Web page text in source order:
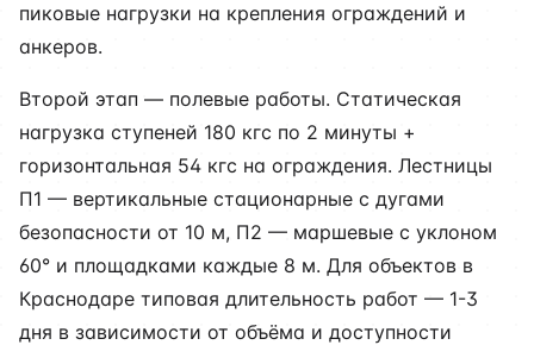
пиковые нагрузки на крепления ограждений и
анкеров.
Второй этап — полевые работы. Статическая
нагрузка ступеней 180 кгс по 2 минуты +
горизонтальная 54 кгс на ограждения. Лестницы
П1 — вертикальные стационарные с дугами
безопасности от 10 м, П2 — маршевые с уклоном
60° и площадками каждые 8 м. Для объектов в
Краснодаре типовая длительность работ — 1-3
дня в зависимости от объёма и доступности